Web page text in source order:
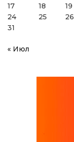
17
18 19
24
25 26
31
« Июл